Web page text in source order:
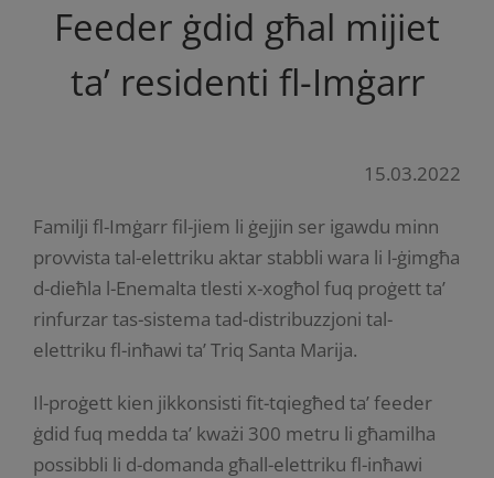
Feeder ġdid għal mijiet
ta’ residenti fl-Imġarr
15.03.2022
Familji fl-Imġarr fil-jiem li ġejjin ser igawdu minn
provvista tal-elettriku aktar stabbli wara li l-ġimgħa
d-dieħla l-Enemalta tlesti x-xogħol fuq proġett ta’
rinfurzar tas-sistema tad-distribuzzjoni tal-
elettriku fl-inħawi ta’ Triq Santa Marija.
Il-proġett kien jikkonsisti fit-tqiegħed ta’ feeder
ġdid fuq medda ta’ kważi 300 metru li għamilha
possibbli li d-domanda għall-elettriku fl-inħawi